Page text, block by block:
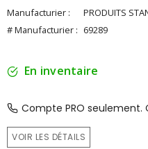
Manufacturier :
PRODUITS
# Manufacturier : 69289
En inventaire
Compte PRO
VOIR LES DÉTAILS